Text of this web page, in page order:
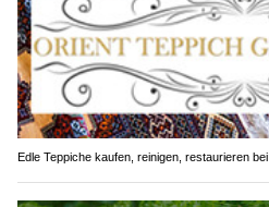
Edle Teppiche kaufen, reinigen, restaurieren